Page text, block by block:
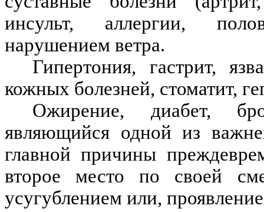
инсульт, аллергии,
нарушением ветра.
Гипертония, гастрит,
кожных болезней, стоматит,
Ожирение, диабет,
являющийся одной из
главной причины
второе место по своей
усугублением или,